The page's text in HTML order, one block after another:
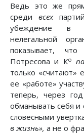
Ведь это же
среди всех
убеждение в
нелегальной
показывает,
Потресова и Ко
только «считают»
ее «работе»
теперь, через
обманывать себя и
словесными
в жизнь», а не о